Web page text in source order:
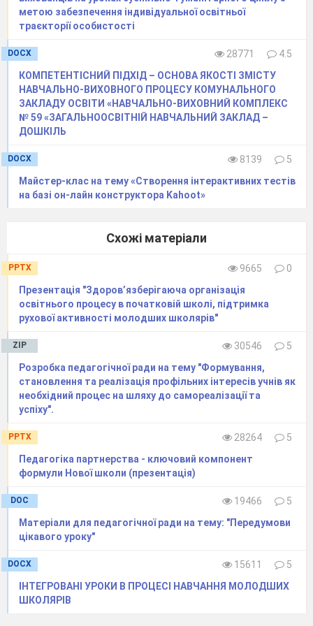
дослідження.
досліджень
розроблена в НВК, яка постійно
удосконалюється та модернізується.
Здійснюючи моніторингові дослідження ми
прагнемо передусім домогтись у звичайній
сільській школі
освіти та наукового підходу до управління
навчальним закладом, своєчасного
корегування окремих ланок функціонування,
учнівський, управлінський,
моніторингу, моніторинг вихованості.
Маємо певні наробки , школа є опорною в
районі з питання впровадження моніторингу
За вмілого керівництва районного
методичного кабінету та підтримки
адміністрації школи педагогічні працівники
нашої школи активно, а головне
результативно
конкурсах.
Тож ,ІІІ чудомвважаємо те що 8 вчителів
туру конкурсу «Учитель року».
6 вчителів представляли район
на обласному
турі цього конкурсу та стали його
лауреатами.
Вчитель географії Педик О.М стала
переможцем обласного, та лауреатом
метою забезпечення індивідуальної освітньої
траєкторії особистості
DOCX 28771
4.5
КОМПЕТЕНТІСНИЙ ПІДХІД – ОСНОВА ЯКОСТІ ЗМІСТУ
НАВЧАЛЬНО-ВИХОВНОГО ПРОЦЕСУ КОМУНАЛЬНОГО
ЗАКЛАДУ ОСВІТИ «НАВЧАЛЬНО-ВИХОВНИЙ КОМПЛЕКС
№ 59 «ЗАГАЛЬНООСВІТНІЙ НАВЧАЛЬНИЙ ЗАКЛАД –
ДОШКІЛЬ
DOCX 8139
5
Майстер-клас на тему «Створення інтерактивних тестів
на базі он-лайн конструктора Kahoot»
Схожі матеріали
PPTX 9665
0
Презентація "Здоров’язберігаюча організація
освітнього процесу в початковій школі, підтримка
рухової активності молодших школярів"
ZIP 30546
5
Розробка педагогічної ради на тему "Формування,
становлення та реалізація профільних інтересів учнів як
необхідний процес на шляху до самореалізації та
успіху".
PPTX 28264
5
Педагогіка партнерства - ключовий компонент
формули Нової школи (презентація)
DOC 19466
5
Матеріали для педагогічної ради на тему: "Передумови
цікавого уроку"
DOCX 15611
5
ІНТЕГРОВАНІ УРОКИ В ПРОЦЕСІ НАВЧАННЯ МОЛОДШИХ
ШКОЛЯРІВ